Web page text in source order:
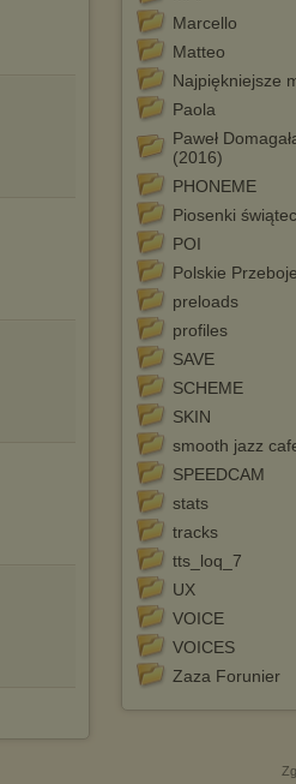
skuteczności działań
Ci reklama nie
a będzie to reklama
internetowej w
plików cookies na
usunąć pliki cookies,
przeglądarki
pod adresem
Marcello
Matteo
Najpiękniejsze
Paola
Paweł
(2016)
PHONEME
Piosenki
POI
Polskie
preloads
profiles
SAVE
SCHEME
SKIN
smooth jazz
SPEEDCAM
stats
tracks
tts_loq_7
UX
VOICE
VOICES
Zaza Forunier